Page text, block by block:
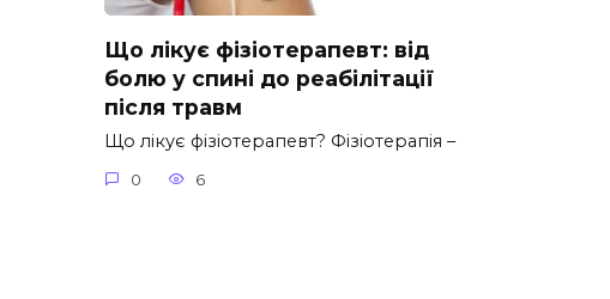
Що лікує фізіотерапевт: від
болю у спині до реабілітації
після травм
Що лікує фізіотерапевт? Фізіотерапія –
0 6